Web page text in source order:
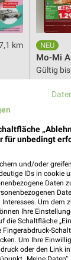
km
Mo-Mi
Gültig
Opti
für unbedingt
und/oder
IDs in cookie
Daten
Um dem
Ihre
die Schaltfläche
Fingerabdruck-
Um Ihre
oder den Link